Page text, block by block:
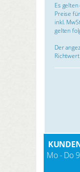
Es
Preise
inkl.
gelten
Der
Mo - Do